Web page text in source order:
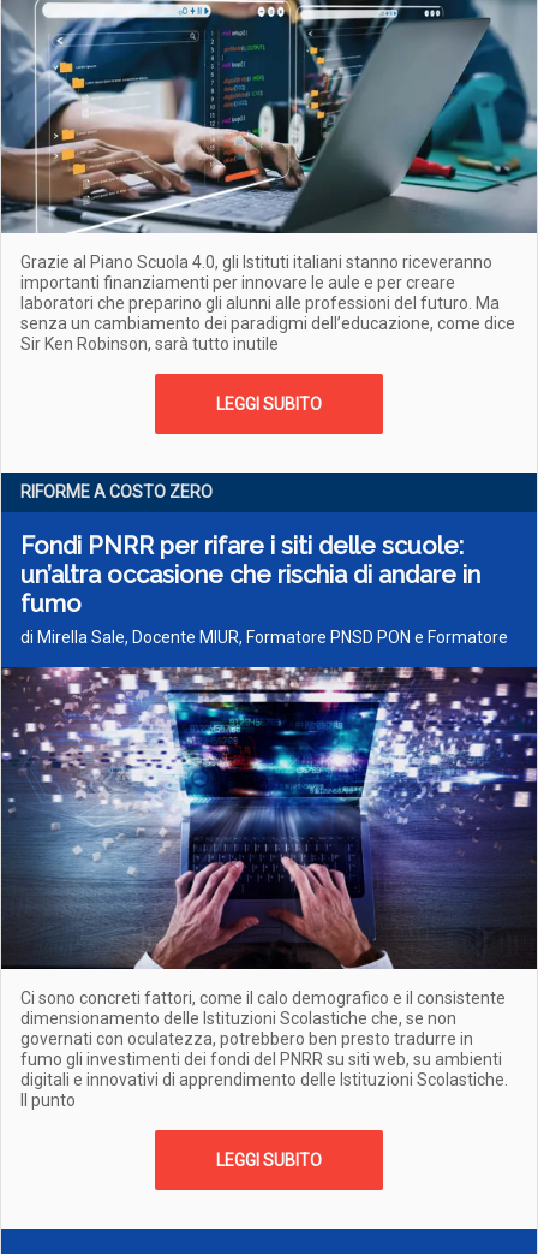
Grazie al Piano Scuola 4.0, gli Istituti italiani stanno riceveranno
importanti finanziamenti per innovare le aule e per creare
laboratori che preparino gli alunni alle professioni del futuro. Ma
senza un cambiamento dei paradigmi dell’educazione, come dice
Sir Ken Robinson, sarà tutto inutile
LEGGI SUBITO
RIFORME A COSTO ZERO
Fondi PNRR per rifare i siti delle scuole:
un’altra occasione che rischia di andare in
fumo
di Mirella Sale, Docente MIUR, Formatore PNSD PON e Formatore
Ci sono concreti fattori, come il calo demografico e il consistente
dimensionamento delle Istituzioni Scolastiche che, se non
governati con oculatezza, potrebbero ben presto tradurre in
fumo gli investimenti dei fondi del PNRR su siti web, su ambienti
digitali e innovativi di apprendimento delle Istituzioni Scolastiche.
Il punto
LEGGI SUBITO